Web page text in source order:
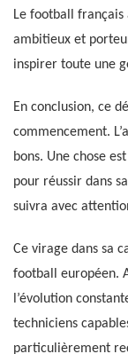
Le football français
ambitieux et
inspirer toute une
En conclusion, ce
commencement.
bons. Une chose
pour réussir dans
suivra avec
Ce virage dans sa
football européen.
l’évolution
techniciens
particulièrement